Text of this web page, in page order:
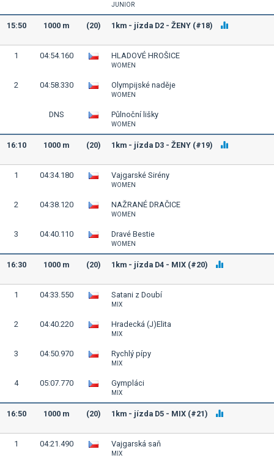
JUNIOR
15:50 1000 m (20) 1km - jízda D2 - ŽENY (#18)
1 04:54.160 HLADOVÉ HROŠICE
WOMEN
2 04:58.330 Olympijské naděje
WOMEN
DNS Půlnoční lišky
WOMEN
16:10 1000 m (20) 1km - jízda D3 - ŽENY (#19)
1 04:34.180 Vajgarské Sirény
WOMEN
2 04:38.120 NAŽRANÉ DRAČICE
WOMEN
3 04:40.110 Dravé Bestie
WOMEN
16:30 1000 m (20) 1km - jízda D4 - MIX (#20)
1 04:33.550 Satani z Doubí
MIX
2 04:40.220 Hradecká (J)Elita
MIX
3 04:50.970 Rychlý pípy
MIX
4 05:07.770 Gympláci
MIX
16:50 1000 m (20) 1km - jízda D5 - MIX (#21)
1 04:21.490 Vajgarská saň
MIX